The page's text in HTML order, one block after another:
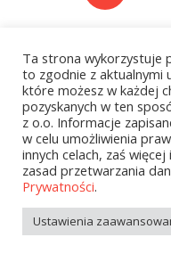
Kategorie
zobacz wszystkie
Kolekcje Biedronka
Ta strona wykorzystuje
to zgodnie z aktualnymi
które możesz w każdej
pozyskanych w ten
z o.o. Informacje
w celu umożliwienia
innych celach, zaś
zasad przetwarzania
Prywatności.
Ustawienia